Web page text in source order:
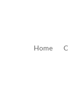
Home